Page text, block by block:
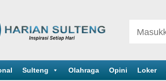
Sulteng Olahraga Opini Loker